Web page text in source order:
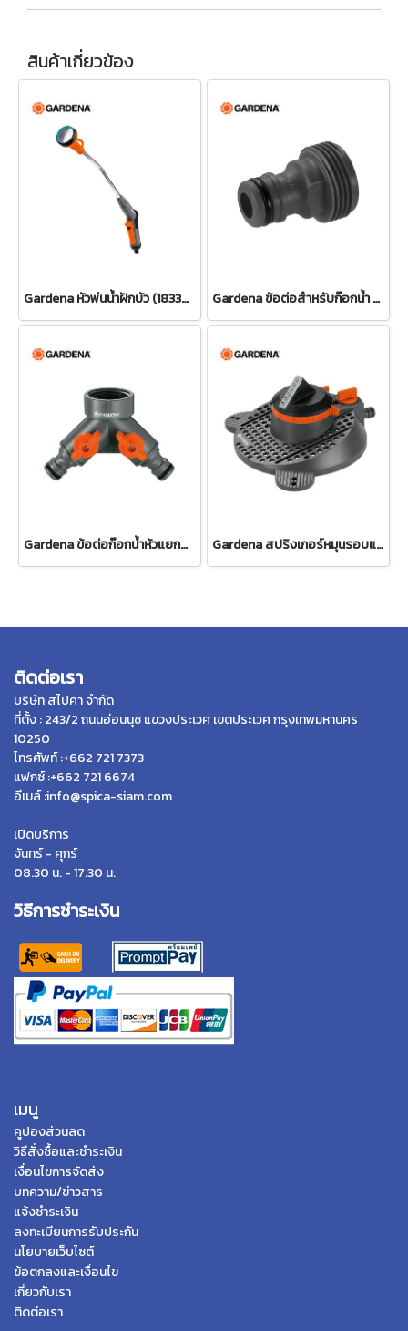
สินค้าเกี่ยวข้อง
Gardena หัวพ่นน้ำฝักบัว (18330-20) Gardena ข้อต่อสำหรับก๊อกน้ำ ขนาด 3/4" (26.5 มม.) (00921-50)
Gardena ข้อต่อก๊อกน้ำหัวแยกสองทาง 26.5 มม. (3/4") (00938-20) Gardena สปริงเกอร์หมุนรอบแบบปรับได้ Tango (02065-20)
ติดต่อเรา
บริษัท สไปคา จำกัด
ที่ตั้ง : 243/2 ถนนอ่อนนุช แขวงประเวศ เขตประเวศ กรุงเทพมหานคร
10250
โทรศัพท์ :+662 721 7373
แฟกซ์ :+662 721 6674
อีเมล์ :info@spica-siam.com
เปิดบริการ
จันทร์ - ศุกร์
08.30 น. - 17.30 น.
วิธีการชำระเงิน
เมนู
คูปองส่วนลด
วิธีสั่งซื้อและชำระเงิน
เงื่อนไขการจัดส่ง
บทความ/ข่าวสาร
แจ้งชำระเงิน
ลงทะเบียนการรับประกัน
นโยบายเว็บไซต์
ข้อตกลงและเงื่อนไข
เกี่ยวกับเรา
ติดต่อเรา